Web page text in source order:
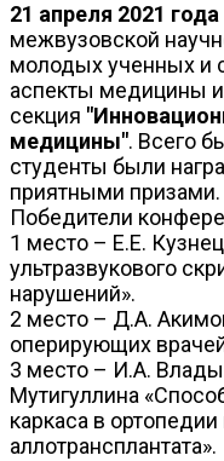
21 апреля 2021 года
межвузовской
молодых ученных и
аспекты медицины
секция
медицины". Всего
студенты были
приятными призами.
Победители
1 место – Е.Е.
ультразвукового
нарушений».
2 место – Д.А.
оперирующих
3 место – И.А.
Мутигуллина
каркаса в
аллотрансплантата».